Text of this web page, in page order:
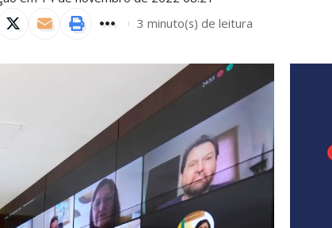
3 minuto(s) de leitura